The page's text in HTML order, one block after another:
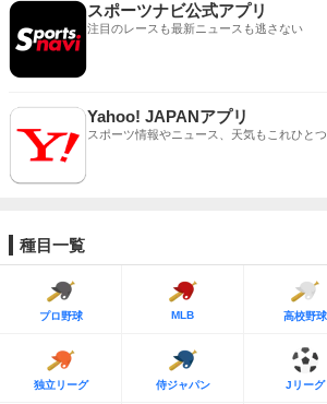
スポーツナビ公式アプリ
注目のレースも最新ニュースも逃さない
Yahoo! JAPANアプリ
スポーツ情報やニュース、天気もこれひと
種目一覧
プロ野球 MLB 高校野球
独立リーグ 侍ジャパン Jリーグ